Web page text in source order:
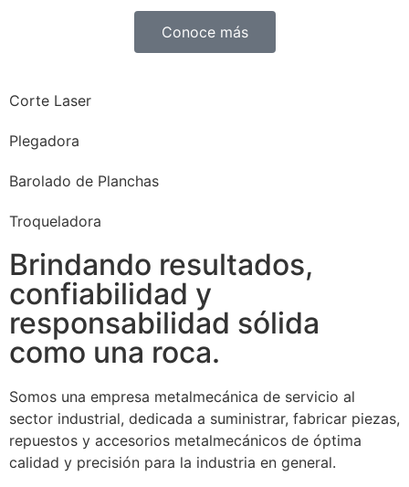
Conoce más
Corte Laser
Plegadora
Barolado de Planchas
Troqueladora
Brindando resultados,
confiabilidad y
responsabilidad sólida
como una roca.
Somos una empresa metalmecánica de servicio al
sector industrial, dedicada a suministrar, fabricar piezas,
repuestos y accesorios metalmecánicos de óptima
calidad y precisión para la industria en general.